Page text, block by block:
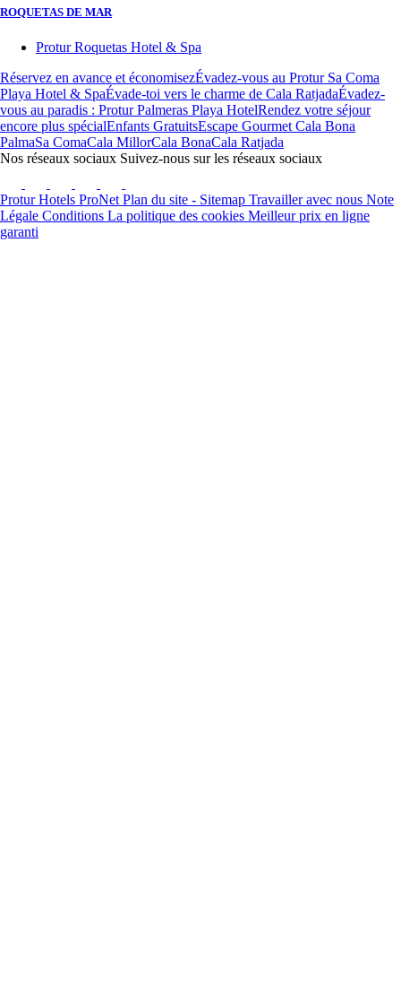
ROQUETAS DE MAR
Protur Roquetas Hotel & Spa
Réservez en avance et économisezÉvadez-vous au Protur Sa Coma
Playa Hotel & SpaÉvade-toi vers le charme de Cala RatjadaÉvadez-
vous au paradis : Protur Palmeras Playa HotelRendez votre séjour
encore plus spécialEnfants GratuitsEscape Gourmet Cala Bona
PalmaSa ComaCala MillorCala BonaCala Ratjada
Nos réseaux sociaux Suivez-nous sur les réseaux sociaux
Protur Hotels ProNet Plan du site - Sitemap Travailler avec nous Note
Légale Conditions La politique des cookies Meilleur prix en ligne
garanti